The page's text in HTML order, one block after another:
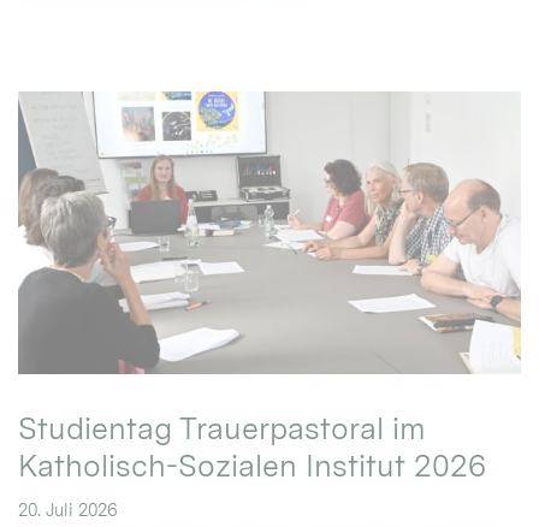
Studientag Trauerpastoral im
Katholisch-Sozialen Institut 2026
20. Juli 2026